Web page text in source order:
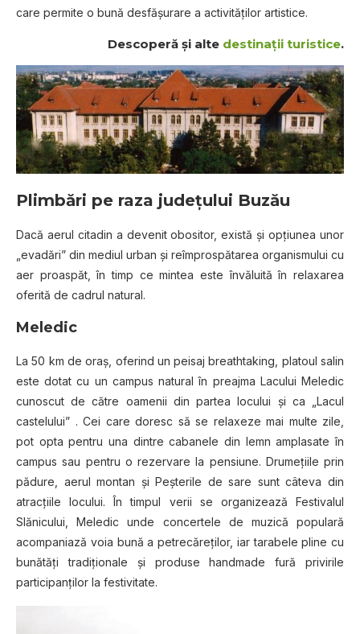
care permite o bună desfăşurare a activităţilor artistice.
Descoperă și alte destinații turistice.
Plimbări pe raza judeţului Buzău
Dacă aerul citadin a devenit obositor, există şi opţiunea unor
„evadări” din mediul urban şi reîmprospătarea organismului cu
aer proaspăt, în timp ce mintea este învăluită în relaxarea
oferită de cadrul natural.
Meledic
La 50 km de oraş, oferind un peisaj breathtaking, platoul salin
este dotat cu un campus natural în preajma Lacului Meledic
cunoscut de către oamenii din partea locului şi ca „Lacul
castelului” . Cei care doresc să se relaxeze mai multe zile,
pot opta pentru una dintre cabanele din lemn amplasate în
campus sau pentru o rezervare la pensiune. Drumeţiile prin
pădure, aerul montan şi Peşterile de sare sunt câteva din
atracţiile locului. În timpul verii se organizează Festivalul
Slănicului, Meledic unde concertele de muzică populară
acompaniază voia bună a petrecăreţilor, iar tarabele pline cu
bunătăţi tradiţionale şi produse handmade fură privirile
participanţilor la festivitate.